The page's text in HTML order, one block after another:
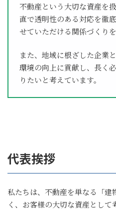
不動産という大切な資産を
直で透明性のある対応を徹
せていただける関係づくり
また、地域に根ざした企業
環境の向上に貢献し、長く
りたいと考えています。
代表挨拶
私たちは、不動産を単なる「建
く、お客様の大切な資産として